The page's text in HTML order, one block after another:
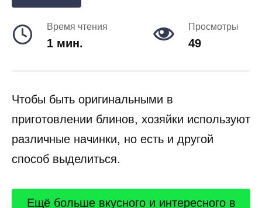
Время чтения
1 мин.
Просмотры
49
Чтобы быть оригинальными в
приготовлении блинов, хозяйки используют
различные начинки, но есть и другой
способ выделиться.
Ещё больше вкусного и интересного в